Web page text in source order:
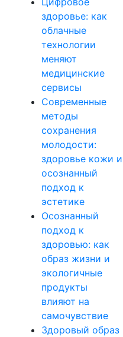
здоровье: как
облачные
технологии
меняют
медицинские
сервисы
Современные
методы
сохранения
молодости:
здоровье кожи и
осознанный
подход к
эстетике
Осознанный
подход к
здоровью: как
образ жизни и
экологичные
продукты
влияют на
самочувствие
Здоровый образ